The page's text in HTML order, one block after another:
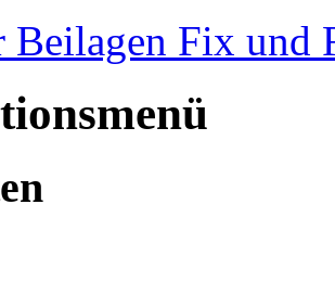
Beilagen Fix und